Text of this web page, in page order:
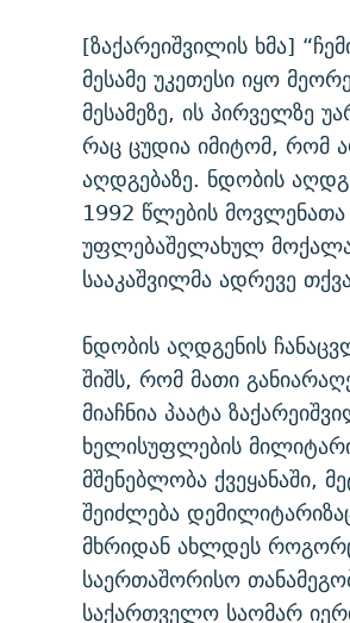
[ზაქარეიშვილის ხმა]
მესამე უკეთესი იყო
მესამეზე, ის პირველზე
რაც ცუდია იმიტომ, რომ
აღდგებაზე. ნდობის
1992 წლების მოვლენათა
უფლებაშელახულ
სააკაშვილმა ადრევე
ნდობის აღდგენის
შიშს, რომ მათი
მიაჩნია პაატა
ხელისუფლების
მშენებლობა ქვეყანაში,
შეიძლება
მხრიდან ახლდეს
საერთაშორისო
საქართველო საომარ